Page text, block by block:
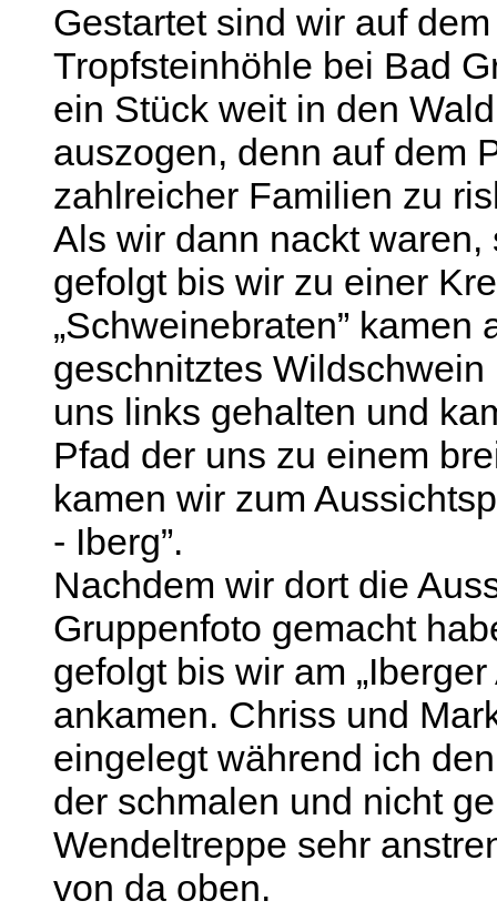
Gestartet sind wir auf
Tropfsteinhöhle bei Bad
ein Stück weit in den
auszogen, denn auf dem
zahlreicher Familien zu
Als wir dann nackt
gefolgt bis wir zu einer
„Schweinebraten”
geschnitztes
uns links gehalten und
Pfad der uns zu einem
kamen wir zum
- Iberg”.
Nachdem wir dort die
Gruppenfoto gemacht
gefolgt bis wir am
ankamen. Chriss und
eingelegt während ich
der schmalen und nicht
Wendeltreppe sehr
von da oben.